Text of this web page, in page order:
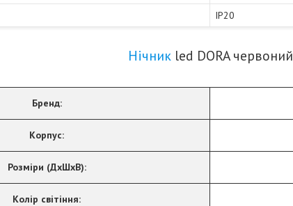
IP20
Нічникled DORA червоний
Бренд:
Корпус:
Розміри (ДхШхВ):
Колір світіння: